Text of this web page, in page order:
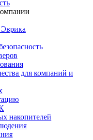
Эврика
для компаний и
накопителей